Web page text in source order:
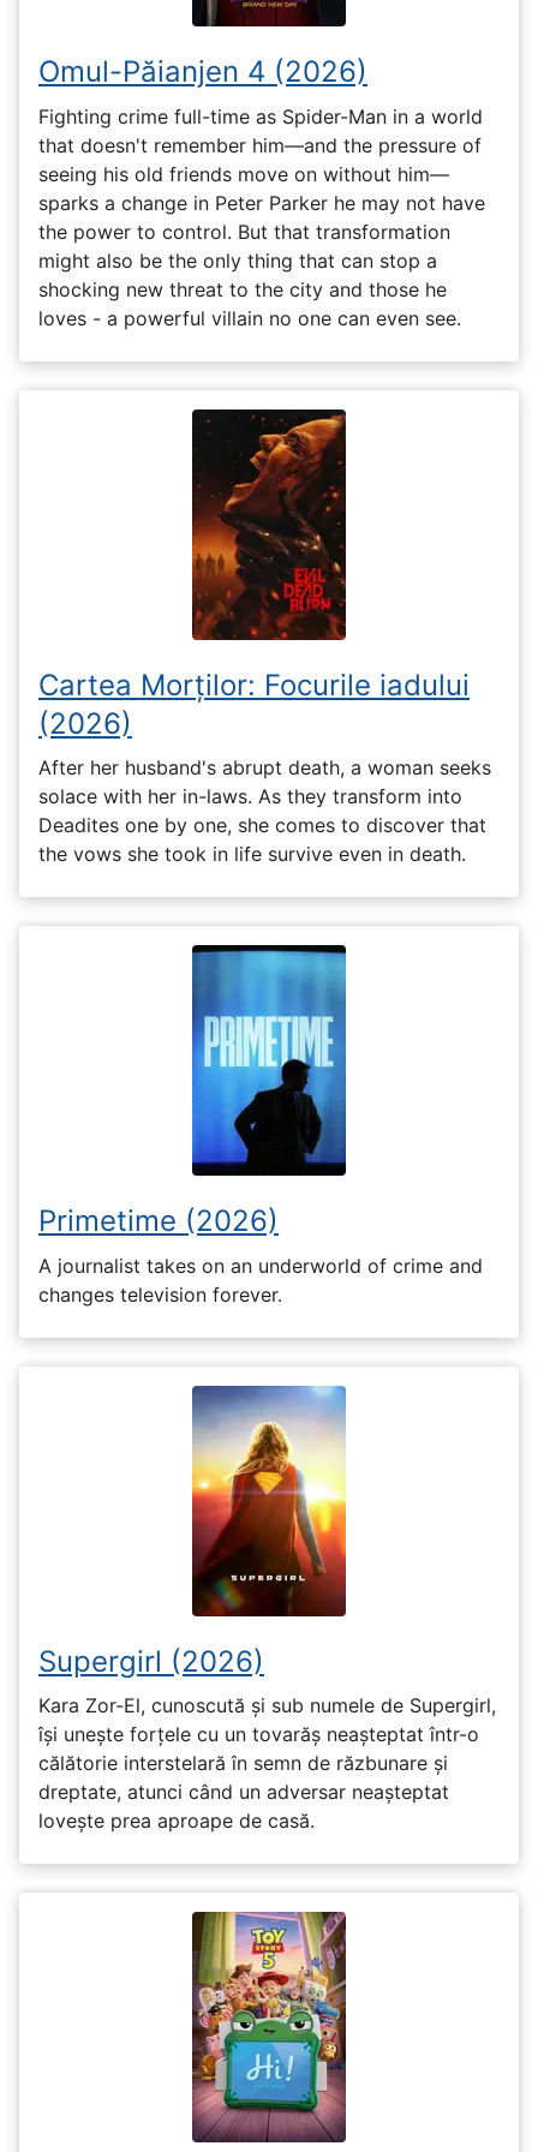
Omul-Păianjen 4 (2026)
Fighting crime full-time as Spider-Man in a world
that doesn't remember him—and the pressure of
seeing his old friends move on without him—
sparks a change in Peter Parker he may not have
the power to control. But that transformation
might also be the only thing that can stop a
shocking new threat to the city and those he
loves - a powerful villain no one can even see.
Cartea Morților: Focurile iadului
(2026)
After her husband's abrupt death, a woman seeks
solace with her in-laws. As they transform into
Deadites one by one, she comes to discover that
the vows she took in life survive even in death.
Primetime (2026)
A journalist takes on an underworld of crime and
changes television forever.
Supergirl (2026)
Kara Zor-El, cunoscută și sub numele de Supergirl,
își unește forțele cu un tovarăș neașteptat într-o
călătorie interstelară în semn de răzbunare și
dreptate, atunci când un adversar neașteptat
lovește prea aproape de casă.